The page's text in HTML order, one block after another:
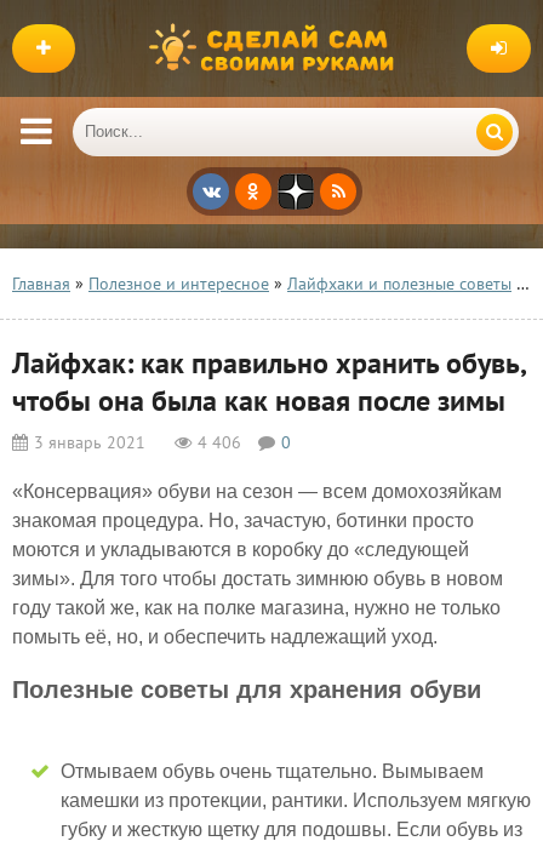
Главная » Полезное и интересное » Лайфхаки и полезные советы
Лайфхак: как правильно хранить обувь,
чтобы она была как новая после зимы
3 январь 2021 4 406 0
«Консервация» обуви на сезон — всем домохозяйкам
знакомая процедура. Но, зачастую, ботинки просто
моются и укладываются в коробку до «следующей
зимы». Для того чтобы достать зимнюю обувь в новом
году такой же, как на полке магазина, нужно не только
помыть её, но, и обеспечить надлежащий уход.
Полезные советы для хранения обуви
Отмываем обувь очень тщательно. Вымываем
камешки из протекции, рантики. Используем мягкую
губку и жесткую щетку для подошвы. Если обувь из